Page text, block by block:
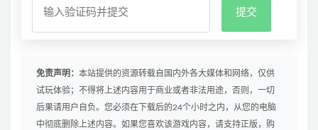
免责声明： 本站提供的资源转载自国内外各大媒体和网络，仅供
试玩体验；不得将上述内容用于商业或者非法用途，否则，一切
后果请用户自负。您必须在下载后的24个小时之内，从您的电脑
中彻底删除上述内容。如果您喜欢该游戏内容，请支持正版，购